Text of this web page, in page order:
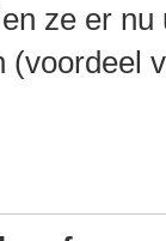
ze er
(voordeel